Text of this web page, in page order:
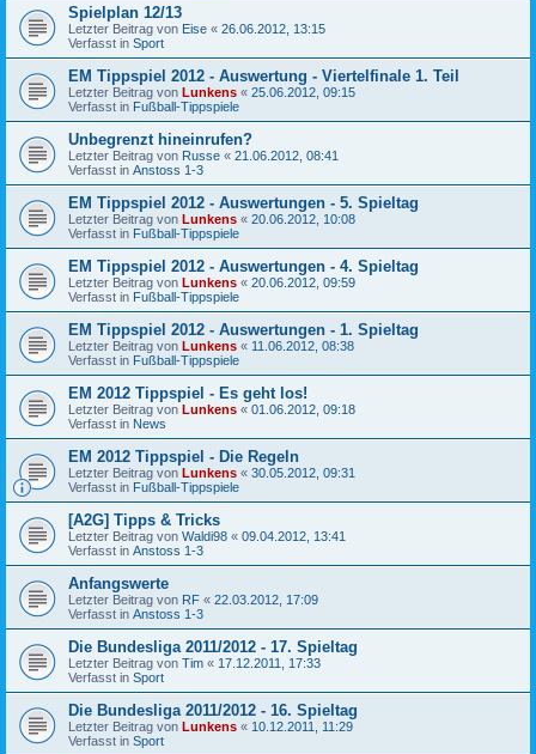
Spielplan 12/13
Letzter Beitrag von Eise « 26.06.2012, 13:15
Verfasst in Sport
EM Tippspiel 2012 - Auswertung - Viertelfinale 1. Teil
Letzter Beitrag von Lunkens « 25.06.2012, 09:15
Verfasst in Fußball-Tippspiele
Unbegrenzt hineinrufen?
Letzter Beitrag von Russe « 21.06.2012, 08:41
Verfasst in Anstoss 1-3
EM Tippspiel 2012 - Auswertungen - 5. Spieltag
Letzter Beitrag von Lunkens « 20.06.2012, 10:08
Verfasst in Fußball-Tippspiele
EM Tippspiel 2012 - Auswertungen - 4. Spieltag
Letzter Beitrag von Lunkens « 20.06.2012, 09:59
Verfasst in Fußball-Tippspiele
EM Tippspiel 2012 - Auswertungen - 1. Spieltag
Letzter Beitrag von Lunkens « 11.06.2012, 08:38
Verfasst in Fußball-Tippspiele
EM 2012 Tippspiel - Es geht los!
Letzter Beitrag von Lunkens « 01.06.2012, 09:18
Verfasst in News
EM 2012 Tippspiel - Die Regeln
Letzter Beitrag von Lunkens « 30.05.2012, 09:31
Verfasst in Fußball-Tippspiele
[A2G] Tipps & Tricks
Letzter Beitrag von Waldi98 « 09.04.2012, 13:41
Verfasst in Anstoss 1-3
Anfangswerte
Letzter Beitrag von RF « 22.03.2012, 17:09
Verfasst in Anstoss 1-3
Die Bundesliga 2011/2012 - 17. Spieltag
Letzter Beitrag von Tim « 17.12.2011, 17:33
Verfasst in Sport
Die Bundesliga 2011/2012 - 16. Spieltag
Letzter Beitrag von Lunkens « 10.12.2011, 11:29
Verfasst in Sport